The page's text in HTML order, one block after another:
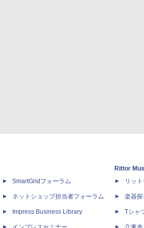
SmartGridフォーラム
ネットショップ担当者フォーラム
Impress Business Library
Rittor
リッ
楽器探
Tシャ